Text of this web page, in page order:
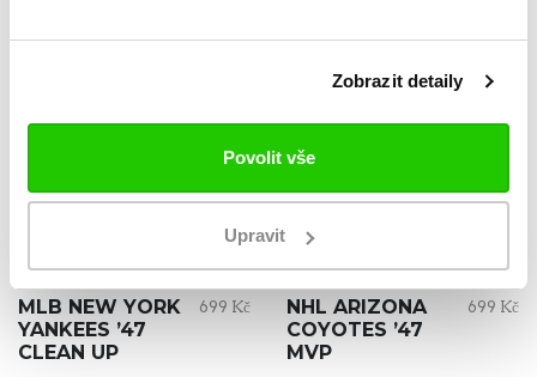
Zobrazit detaily
Povolit vše
Upravit
MLB NEW YORK
YANKEES ’47
CLEAN UP
699 Kč
NHL ARIZONA
COYOTES ’47
MVP
699 Kč